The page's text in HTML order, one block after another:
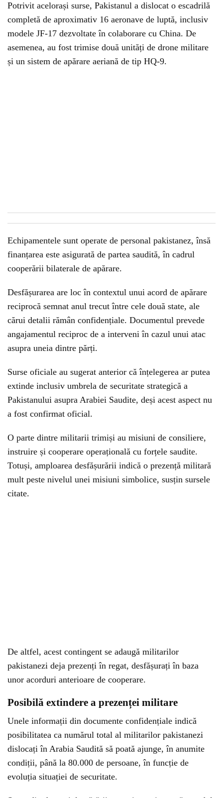
Potrivit acelorași surse, Pakistanul a dislocat o escadrilă
completă de aproximativ 16 aeronave de luptă, inclusiv
modele JF-17 dezvoltate în colaborare cu China. De
asemenea, au fost trimise două unități de drone militare
și un sistem de apărare aeriană de tip HQ-9.
Echipamentele sunt operate de personal pakistanez, însă
finanțarea este asigurată de partea saudită, în cadrul
cooperării bilaterale de apărare.
Desfășurarea are loc în contextul unui acord de apărare
reciprocă semnat anul trecut între cele două state, ale
cărui detalii rămân confidențiale. Documentul prevede
angajamentul reciproc de a interveni în cazul unui atac
asupra uneia dintre părți.
Surse oficiale au sugerat anterior că înțelegerea ar putea
extinde inclusiv umbrela de securitate strategică a
Pakistanului asupra Arabiei Saudite, deși acest aspect nu
a fost confirmat oficial.
O parte dintre militarii trimiși au misiuni de consiliere,
instruire și cooperare operațională cu forțele saudite.
Totuși, amploarea desfășurării indică o prezență militară
mult peste nivelul unei misiuni simbolice, susțin sursele
citate.
De altfel, acest contingent se adaugă militarilor
pakistanezi deja prezenți în regat, desfășurați în baza
unor acorduri anterioare de cooperare.
Posibilă extindere a prezenței militare
Unele informații din documente confidențiale indică
posibilitatea ca numărul total al militarilor pakistanezi
dislocați în Arabia Saudită să poată ajunge, în anumite
condiții, până la 80.000 de persoane, în funcție de
evoluția situației de securitate.